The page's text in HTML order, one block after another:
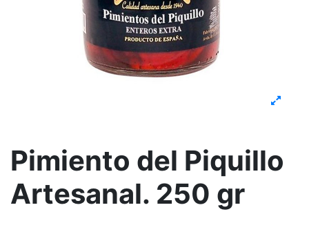
Pimiento del Piquillo
Artesanal. 250 gr